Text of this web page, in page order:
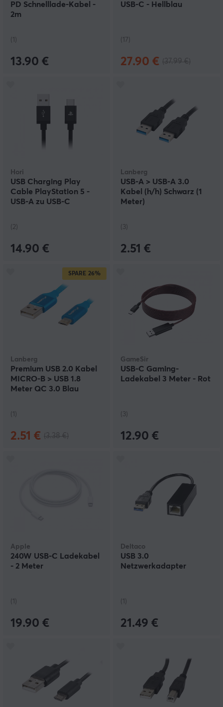
PD Schnelllade-Kabel -
2m
(1)
13.90 €
USB-C - Hellblau
(17)
27.90 €
Hori
USB Charging Play
Cable PlayStation 5 -
USB-A zu USB-C
(2)
14.90 €
Lanberg
USB-A > USB-A 3.0
Kabel (h/h) Schwarz (1
Meter)
(3)
2.51 €
SPARE 26%
Lanberg
Premium USB 2.0 Kabel
MICRO-B > USB 1.8
Meter QC 3.0 Blau
(1)
2.51 €
GameSir
USB-C Gaming-
Ladekabel 3 Meter - Rot
(3)
12.90 €
Apple
240W USB-C Ladekabel
- 2 Meter
(1)
19.90 €
Deltaco
USB 3.0
Netzwerkadapter
(1)
21.49 €